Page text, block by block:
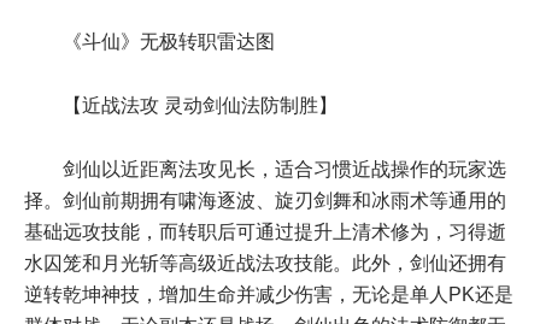
《斗仙》无极转职雷达图
【近战法攻 灵动剑仙法防制胜】
剑仙以近距离法攻见长，适合习惯近战操作的玩家选
择。剑仙前期拥有啸海逐波、旋刃剑舞和冰雨术等通用的
基础远攻技能，而转职后可通过提升上清术修为，习得逝
水囚笼和月光斩等高级近战法攻技能。此外，剑仙还拥有
逆转乾坤神技，增加生命并减少伤害，无论是单人PK还是